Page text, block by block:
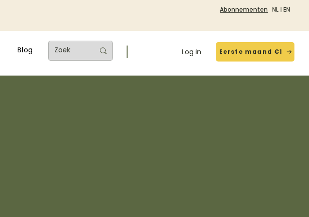
Abonnementen NL | EN
Blog Log in Eerste maand €1